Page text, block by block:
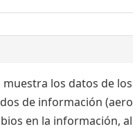
los datos de
de información
en la información,